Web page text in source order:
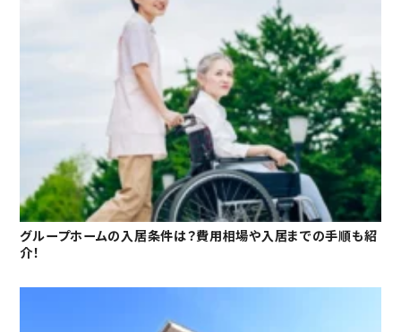
グループホームの入居条件は？費用相場や入居までの手順も紹
介！